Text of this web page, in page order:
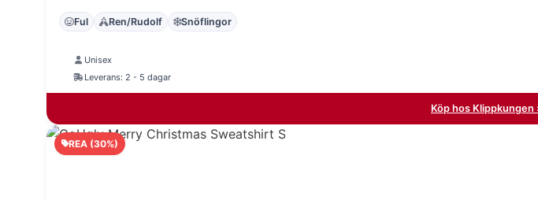
ursprungliga
priset
var:
199 kr.
nuvarande
priset
139 kr.
Ful Ren/Rudolf Snöflingor
Unisex
Leverans: 2 - 5 dagar
Köp hos Klippkungen
REA (30%)